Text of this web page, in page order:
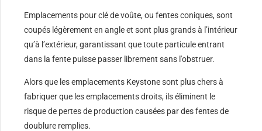
Emplacements pour clé de voûte, ou fentes coniques, sont
coupés légèrement en angle et sont plus grands à l’intérieur
qu’à l’extérieur, garantissant que toute particule entrant
dans la fente puisse passer librement sans l'obstruer.
Alors que les emplacements Keystone sont plus chers à
fabriquer que les emplacements droits, ils éliminent le
risque de pertes de production causées par des fentes de
doublure remplies.